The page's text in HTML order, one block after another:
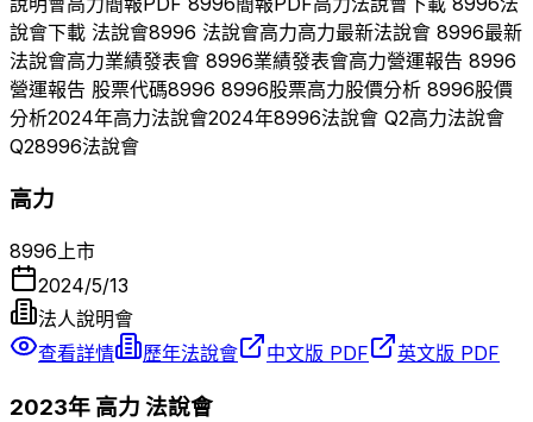
說會下載 法說會8996 法說會高力高力最新法說會 8996最新
法說會高力業績發表會 8996業績發表會高力營運報告 8996
營運報告 股票代碼8996 8996股票高力股價分析 8996股價
分析2024年高力法說會2024年8996法說會 Q2高力法說會
Q28996法說會
高力
8996上市
2024/5/13
法人說明會
查看詳情
歷年法說會 中文版 PDF 英文版 PDF
2023年 高力 法說會